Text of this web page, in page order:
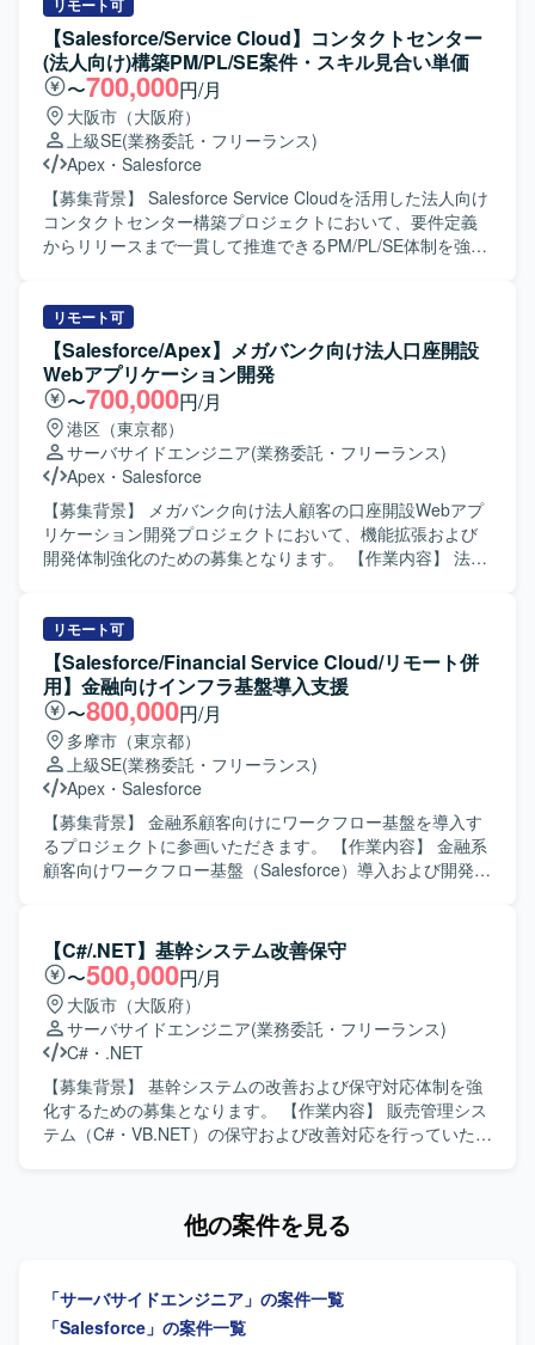
守対応や問合せ対応を行っていただきます。 ・顧客との週
次定例ミーティングに参加し、方針のすり合わせや課題整
理、対応内容の説明を実施していただきます。 ・既存機能
の仕様に関する質疑応答や、標準機能および軽微なApex、
Visualforceを用いた機能改修を行っていただきます。 ・新
規機能について、対応方針の検討から設計・実装・受け入
れまで一連の対応を担当していただきます。 ・その他、関
連する開発要件についても状況に応じて対応していただき
ます。 【求める人物像】 ・顧客とのコミュニケーションを
通じて課題を整理し、自ら主体的に提案・推進していただ
ける方を求めております。 ・Salesforceに関する知識や経
【ポジションの魅力】 ・Salesforceの複数クラウド
（ServiceCloud, SalesCloud, Classic環境など）に関わるこ
とで、幅広い機能・領域の知見を深めていただけます。 ・
顧客折衝から実装まで一貫して対応することで、上流工程
から開発までのスキルをバランスよく高めることができま
す。 ・継続的な保守・改善を通じて、長期的な関係構築と
業務理解を深める経験を積んでいただけます。 【開発環
境】 Salesforce（ServiceCloud, SalesCloud, Classic環
境）、Apex、Visualforce、AccountEngagement（旧
Pardot）などを利用した環境となっております。
リモート可
【Salesforce/Service Cloud】コンタクトセンター
(法人向け)構築PM/PL/SE案件・スキル見合い単価
〜700,000円/月
大阪市（大阪府）
上級SE(業務委託・フリーランス)
Apex ・ Salesforce
【募集背景】 Salesforce Service Cloudを活用した法人向け
コンタクトセンター構築プロジェクトにおいて、要件定義
からリリースまで一貫して推進できるPM/PL/SE体制を強化
ル調整、顧客折衝、各種会議のファシリテート、メンバー
管理、成果物レビューおよび品質・納期・スコープ管理を
ご担当いただきます。 PLとしては、業務要件整理、業務お
よび運用フロー設計、Salesforce機能設計・仕様調整、設計
レビュー、開発メンバーの管理・フォロー、テスト計画や
移行・リリース支援をご担当いただきます。 SEとしては、
Salesforce機能の設定・開発、外部連携のSalesforce側対
応、設計書などのドキュメント作成、テスト仕様書作成お
よびテスト実施、不具合対応、移行・リリース支援をご担
当いただきます。 【求める人物像】 上流工程を自走でき、
設計から実装まで一貫して対応できる方を求めています。
だきたいと考えております。長期的な参画を前提に、継続
的な改善提案や業務理解の深化に取り組んでいただける方
を歓迎いたします。 【ポジションの魅力】 法人向けコンタ
クトセンター領域において、Salesforce Service Cloudや
Data Cloud / Agentforceなどの最新機能を活用した構築プロ
ジェクトに上流から参画できる環境です。PM/PL/SEそれぞ
れのポジションで、大規模案件の推進経験や外部連携を含
む統合案件の知見を深めながら、長期的な視点でキャリア
形成に取り組んでいただけます。 【開発環境】 Salesforce
Service Cloudを中心とした構成にて、CTIや外部システム
とのAPI・SSO・バッチ連携などを含む環境での構築・開発
リモート可
【Salesforce/Apex】メガバンク向け法人口座開設
Webアプリケーション開発
〜700,000円/月
港区（東京都）
サーバサイドエンジニア(業務委託・フリーランス)
Apex ・ Salesforce
【募集背景】 メガバンク向け法人顧客の口座開設Webアプ
リケーション開発プロジェクトにおいて、機能拡張および
開発体制強化のための募集となります。 【作業内容】 法人
ApexやAura、もしくはJavaによるWebアプリケーションの
知見を生かし、画面機能を中心とした設計・開発・テスト
を担当していただきます。6月以降は特に開発作業がメイン
となり、仕様を踏まえた実装および単体・結合テストを自
走して進めていただきます。 【求める人物像】 与えられた
タスクを独力でやり切る主体性をお持ちの方を求めていま
す。周囲とコミュニケーションを取りながら、仕様理解や
設計意図を踏まえて開発を進められる方、金融ドメインに
対しても学習意欲を持って取り組んでいただける方が望ま
しいです。 【ポジションの魅力】 大規模なメガバンク向け
システム開発に参画することで、金融業界特有の業務知識
が高いため、ユーザー体験を意識した設計・実装の経験を
積むことができ、将来的なフルスタック志向のキャリアに
もつながるポジションです。 【開発環境】 Salesforceを基
盤とした環境で、ApexやAuraなどの機能を用いたWebアプ
リケーション開発を行います。帳票はSVF Cloudを利用し、
アジャイル開発のプラクティスを取り入れた進め方を想定
しています。
リモート可
【Salesforce/Financial Service Cloud/リモート併
用】金融向けインフラ基盤導入支援
〜800,000円/月
多摩市（東京都）
上級SE(業務委託・フリーランス)
Apex ・ Salesforce
【募集背景】 金融系顧客向けにワークフロー基盤を導入す
るプロジェクトに参画いただきます。 【作業内容】 金融系
顧客向けワークフロー基盤（Salesforce）導入および開発支
で一連の工程をご担当いただきます。 【求める人物像】 自
ら進んでコミュニケーションを図りながら要件調整ができ
る方を求めています。想定される作業を一人称で遂行で
き、新しい業務についても積極的に学びキャッチアップい
ただける方にマッチするポジションです。 【ポジションの
魅力】 金融業界向けのSalesforce案件に携わることで、
Financial Service Cloudをはじめとした金融領域特有の知見
を深めていただけます。要件調整からリリースまで幅広い
工程を経験できるため、上流工程スキルや折衝力の向上も
【C#/.NET】基幹システム改善保守
〜500,000円/月
大阪市（大阪府）
サーバサイドエンジニア(業務委託・フリーランス)
C# ・ .NET
【募集背景】 基幹システムの改善および保守対応体制を強
化するための募集となります。 【作業内容】 販売管理シス
テム（C#・VB.NET）の保守および改善対応を行っていただ
軟な思考を持ち、状況に応じて自ら考えて動ける方です。
ことができます。上流からリリースまで一貫して関われる
ため、システム全体の流れを把握しながらスキルアップし
他の案件を見る
「サーバサイドエンジニア」の案件一覧
「Salesforce」の案件一覧